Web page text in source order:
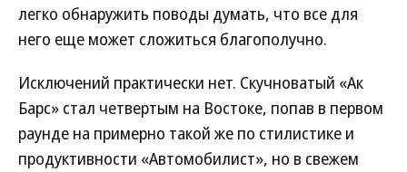
легко обнаружить поводы думать, что все для
него еще может сложиться благополучно.
Исключений практически нет. Скучноватый «Ак
Барс» стал четвертым на Востоке, попав в первом
раунде на примерно такой же по стилистике и
продуктивности «Автомобилист», но в свежем